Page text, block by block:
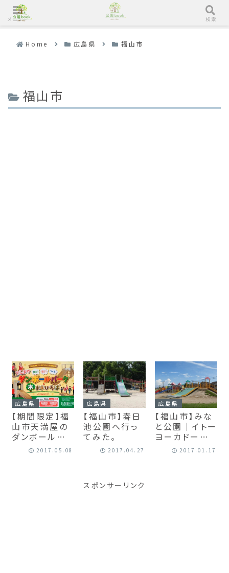
Home 広島県 福山市
福山市
広島県
【期間限定】福
山市天満屋の
ダンボールパ
ーク&木ままひ
ろば
2017.05.08
広島県
【福山市】春日
池公園へ行っ
てみた。
2017.04.27
広島県
【福山市】みな
と公園｜イトー
ヨーカドーすぐ
近く買い物つい
でに遊ぼう！
2017.01.17
スポンサーリンク
メニュー 検索